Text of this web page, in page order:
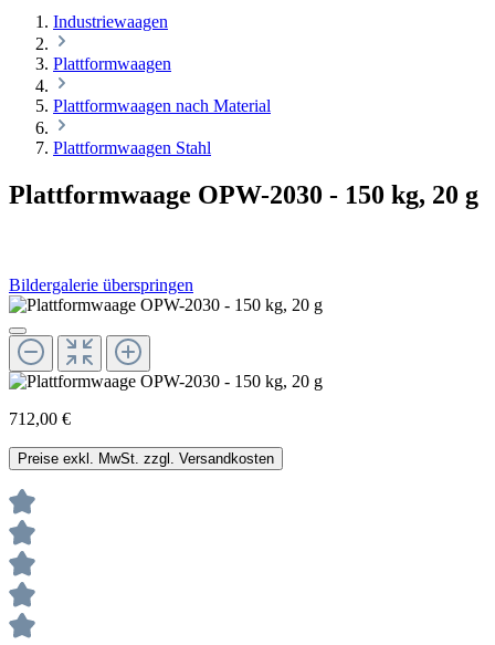
Industriewaagen
Plattformwaagen
Plattformwaagen nach Material
Plattformwaagen Stahl
Plattformwaage OPW-2030 - 150 kg, 20 g
Bildergalerie überspringen
712,00 €
Preise exkl. MwSt. zzgl. Versandkosten